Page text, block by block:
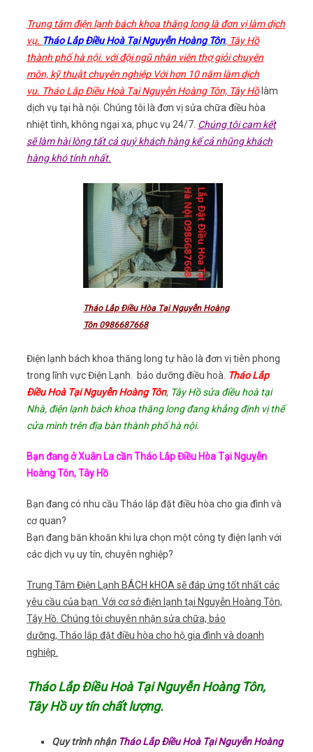
Trung tâm điện lạnh bách khoa thăng long là đơn vị làm dịch
vụ. Tháo Lắp Điều Hoà Tại Nguyễn Hoàng Tôn, Tây Hồ
thành phố hà nội. với đội ngũ nhân viên thợ giỏi chuyên
môn, kỹ thuật chuyên nghiệp Với hơn 10 năm làm dịch
vu. Tháo Lắp Điều Hoà Tại Nguyễn Hoàng Tôn, Tây Hồlàm
dịch vụ tại hà nội. Chúng tôi là đơn vị sửa chữa điều hòa
nhiệt tình, không ngại xa, phục vụ 24/7. Chúng tôi cam kết
sẽ làm hài lòng tất cả quý khách hàng kể cả nhũng khách
hàng khó tính nhất.
Tháo Lắp Điều Hòa Tại Nguyễn Hoàng
Tôn 0986687668
Điện lạnh bách khoa thăng long tự hào là đơn vị tiên phong
trong lĩnh vực Điện Lạnh. bảo dưỡng điều hoà. Tháo Lắp
Điều Hoà Tại Nguyễn Hoàng Tôn, Tây Hồ sửa điều hoà tại
Nhà, điện lạnh bách khoa thăng long đang khẳng định vị thế
cửa mình trên địa bàn thành phố hà nội.
Bạn đang ở Xuân La cần Tháo Lắp Điều Hòa Tại Nguyễn
Hoàng Tôn, Tây Hồ
Bạn đang có nhu cầu Tháo lắp đặt điều hòa cho gia đình và
cơ quan?
Bạn đang băn khoăn khi lựa chọn một công ty điện lạnh với
các dịch vụ uy tín, chuyên nghiệp?
Trung Tâm Điện Lạnh BÁCH kHOA sẽ đáp ứng tốt nhất các
yêu cầu của bạn. Với cơ sở điện lạnh tại Nguyễn Hoàng Tôn,
Tây Hồ. Chúng tôi chuyên nhận sửa chữa, bảo
dưỡng, Tháo lắp đặt điều hòa cho hộ gia đình và doanh
nghiệp.
Tháo Lắp Điều Hoà Tại Nguyễn Hoàng Tôn,
Tây Hồ uy tín chất lượng.
Quy trình nhận Tháo Lắp Điều Hoà Tại Nguyễn Hoàng